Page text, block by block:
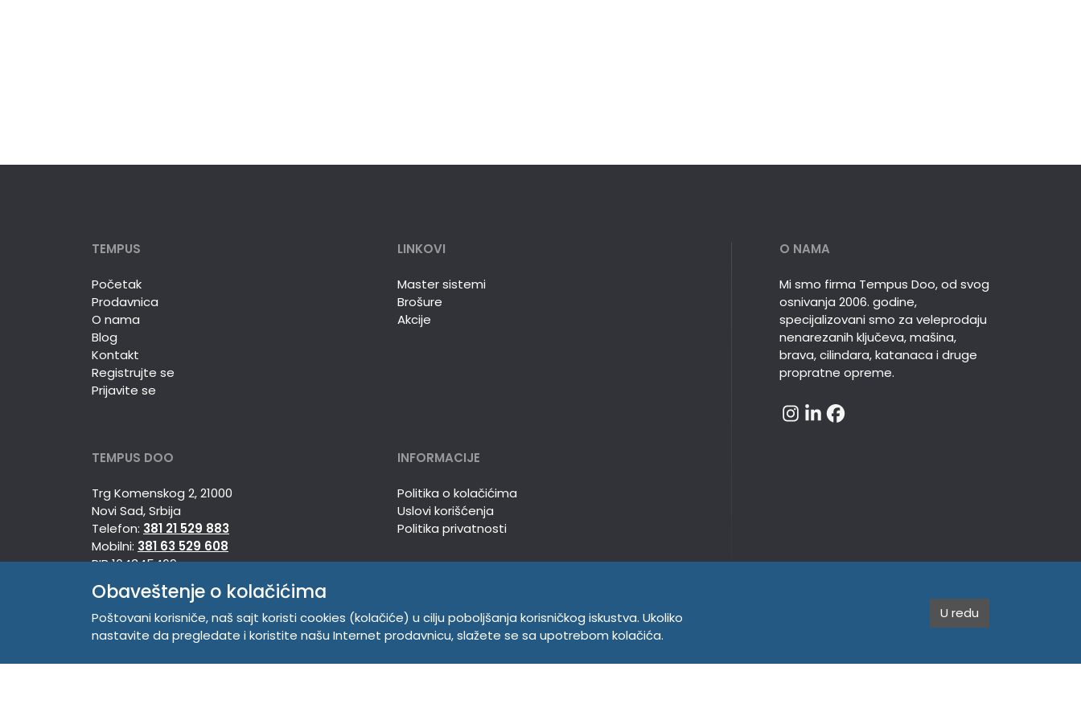
TEMPUS
Početak
Prodavnica
O nama
Blog
Kontakt
Registrujte se
Prijavite se
LINKOVI
Master sistemi
Brošure
Akcije
TEMPUS DOO
Trg Komenskog 2, 21000
Novi Sad, Srbija
Telefon: 381 21 529 883
Mobilni: 381 63 529 608
PIB 104345469
Matični broj 20150718
INFORMACIJE
Politika o kolačićima
Uslovi korišćenja
Politika privatnosti
O NAMA
Mi smo firma Tempus Doo, od svog
osnivanja 2006. godine,
specijalizovani smo za veleprodaju
nenarezanih ključeva, mašina,
brava, cilindara, katanaca i druge
propratne opreme.
Obaveštenje o kolačićima
Poštovani korisniče, naš sajt koristi cookies (kolačiće) u cilju poboljšanja korisničkog iskustva. Ukoliko
nastavite da pregledate i koristite našu Internet prodavnicu, slažete se sa upotrebom kolačića.
U redu